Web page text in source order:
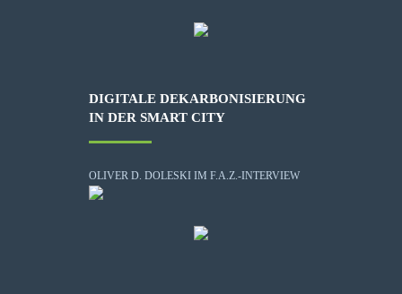
DIGITALE DEKARBONISIERUNG
IN DER SMART CITY
OLIVER D. DOLESKI IM F.A.Z.-INTERVIEW